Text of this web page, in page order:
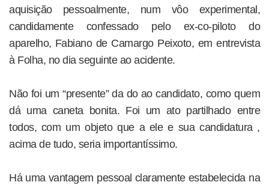
aquisição pessoalmente, num vôo experimental,
candidamente confessado pelo ex-co-piloto do
aparelho, Fabiano de Camargo Peixoto, em entrevista
à Folha, no dia seguinte ao acidente.
Não foi um “presente” da do ao candidato, como quem
dá uma caneta bonita. Foi um ato partilhado entre
todos, com um objeto que a ele e sua candidatura ,
acima de tudo, seria importantíssimo.
Há uma vantagem pessoal claramente estabelecida na